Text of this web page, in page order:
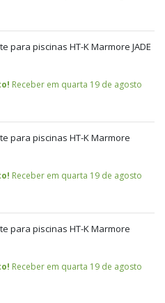
para piscinas HT-K Marmore JADE
Receber em quarta 19 de agosto
para piscinas HT-K Marmore
Receber em quarta 19 de agosto
para piscinas HT-K Marmore
Receber em quarta 19 de agosto